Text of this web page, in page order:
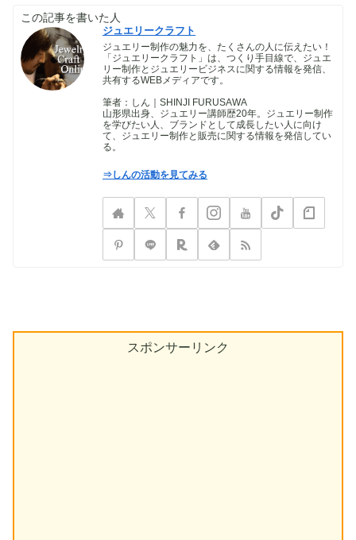
この記事を書いた人
ジュエリークラフト
ジュエリー制作の魅力を、たくさんの人に伝えたい！
「ジュエリークラフト」は、つくり手目線で、ジュエ
リー制作とジュエリービジネスに関する情報を発信、
共有するWEBメディアです。
筆者：しん｜SHINJI FURUSAWA
山形県出身、ジュエリー講師歴20年。ジュエリー制作
を学びたい人、ブランドとして成長したい人に向け
て、ジュエリー制作と販売に関する情報を発信してい
る。
⇒しんの活動を見てみる
スポンサーリンク